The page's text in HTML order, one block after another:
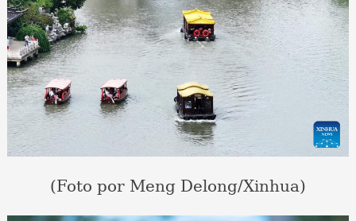
(Foto por Meng Delong/Xinhua)